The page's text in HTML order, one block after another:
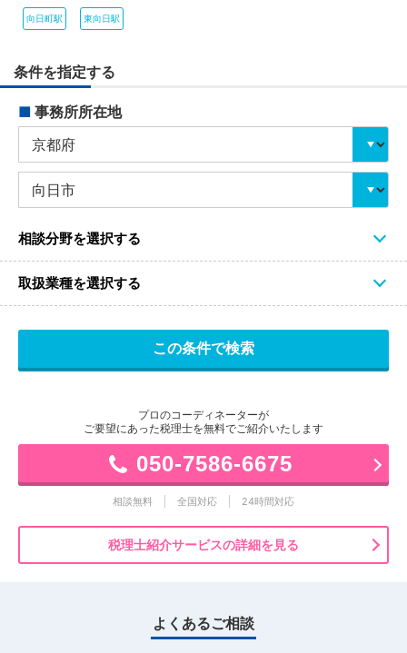
向日町駅 東向日駅
条件を指定する
■ 事務所所在地
相談分野を選択する
取扱業種を選択する
プロのコーディネーターが
ご要望にあった税理士を無料でご紹介いたします
050-7586-6675
相談無料 全国対応 24時間対応
税理士紹介サービスの詳細を見る
よくあるご相談